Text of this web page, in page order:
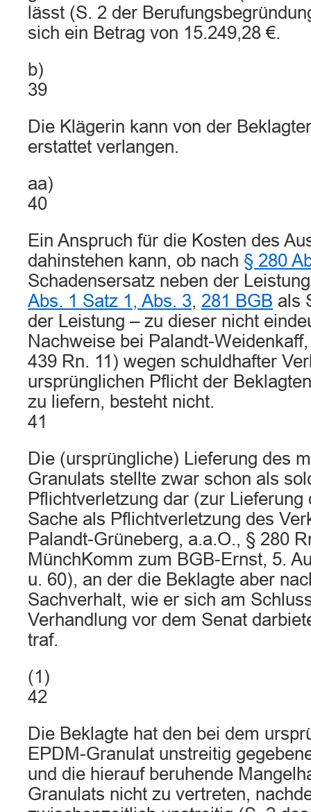
lässt (S. 2 der
sich ein Betrag von 15.249,28 €.
b)
39
Die Klägerin kann von der
erstattet verlangen.
aa)
40
Ein Anspruch für die Kosten des
dahinstehen kann, ob nach § 280
Schadensersatz neben der
Abs. 1 Satz 1, Abs. 3, 281 BGB als
der Leistung – zu dieser nicht
Nachweise bei Palandt-
439 Rn. 11) wegen schuldhafter
ursprünglichen Pflicht der
zu liefern, besteht nicht.
41
Die (ursprüngliche) Lieferung des
Granulats stellte zwar schon als
Pflichtverletzung dar (zur Lieferung
Sache als Pflichtverletzung des
Palandt-Grüneberg, a.a.O., § 280
MünchKomm zum BGB-Ernst, 5.
u. 60), an der die Beklagte aber
Sachverhalt, wie er sich am
Verhandlung vor dem Senat
traf.
(1)
42
Die Beklagte hat den bei dem
EPDM-Granulat unstreitig
und die hierauf beruhende
Granulats nicht zu vertreten,